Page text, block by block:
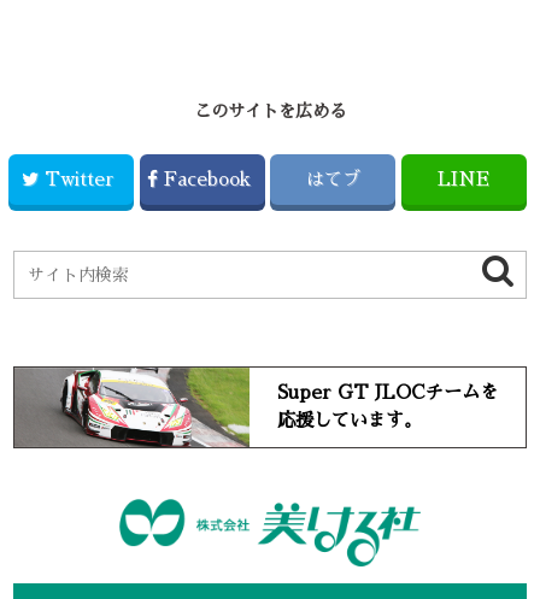
このサイトを広める
Twitter Facebook はてブ LINE
Super GT JLOCチームを
応援しています。